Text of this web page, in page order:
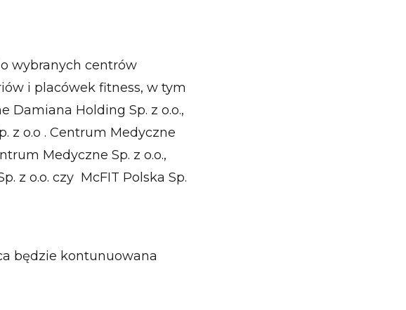
wybranych centrów
i placówek fitness, w tym
Damiana Holding Sp. z o.o.,
z o.o . Centrum Medyczne
Medyczne Sp. z o.o.,
z o.o. czy McFIT Polska Sp.
będzie kontunuowana